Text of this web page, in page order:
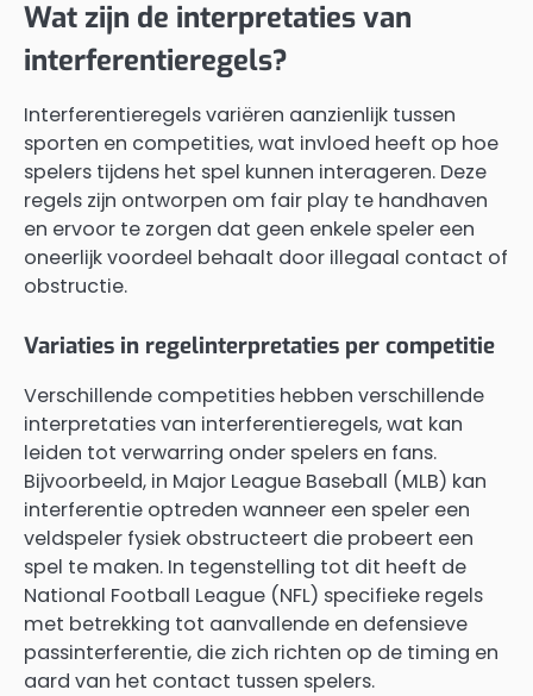
Wat zijn de interpretaties van
interferentieregels?
Interferentieregels variëren aanzienlijk tussen
sporten en competities, wat invloed heeft op hoe
spelers tijdens het spel kunnen interageren. Deze
regels zijn ontworpen om fair play te handhaven
en ervoor te zorgen dat geen enkele speler een
oneerlijk voordeel behaalt door illegaal contact of
obstructie.
Variaties in regelinterpretaties per competitie
Verschillende competities hebben verschillende
interpretaties van interferentieregels, wat kan
leiden tot verwarring onder spelers en fans.
Bijvoorbeeld, in Major League Baseball (MLB) kan
interferentie optreden wanneer een speler een
veldspeler fysiek obstructeert die probeert een
spel te maken. In tegenstelling tot dit heeft de
National Football League (NFL) specifieke regels
met betrekking tot aanvallende en defensieve
passinterferentie, die zich richten op de timing en
aard van het contact tussen spelers.